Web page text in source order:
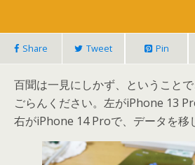
Share Tweet Pin
百聞は一見にしかず、ということ
ごらんください。左がiPhone 13
右がiPhone 14 Proで、データを移